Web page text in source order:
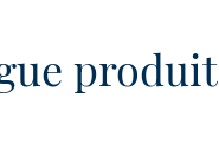
produit